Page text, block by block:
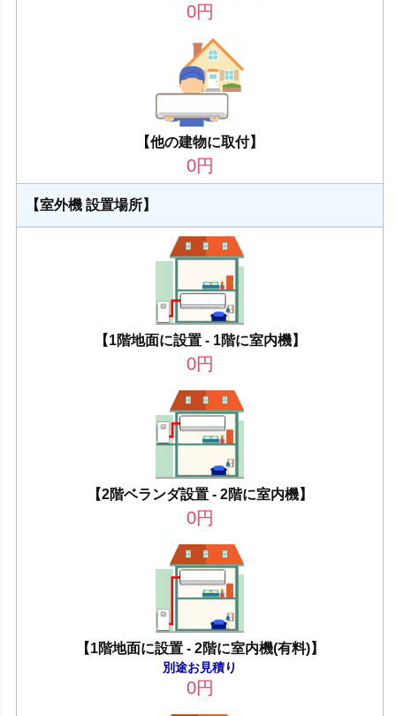
0円
【他の建物に取付】
0円
【室外機 設置場所】
【1階地面に設置 - 1階に室内機】
0円
【2階ベランダ設置 - 2階に室内機】
0円
【1階地面に設置 - 2階に室内機(有料)】
別途お見積り
0円